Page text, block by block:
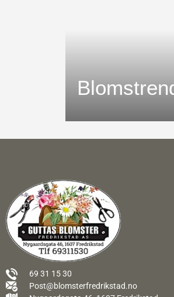
69 31 15 30
Post@blomsterfredrikstad.no